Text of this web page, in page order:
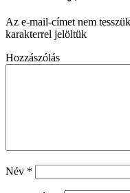
Az e-mail-címet nem
karakterrel jelöltük
Hozzászólás
Név *